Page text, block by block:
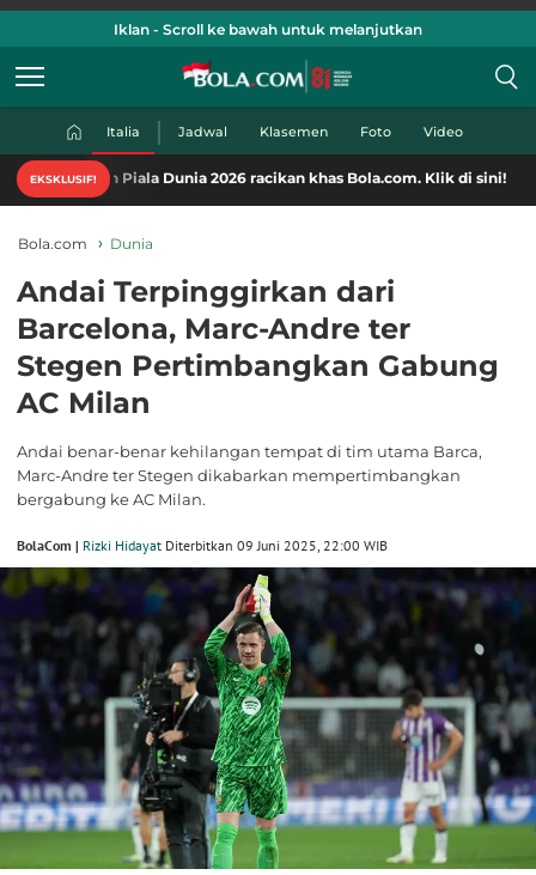
Iklan - Scroll ke bawah untuk melanjutkan
Italia Jadwal Klasemen Foto Video
EKSKLUSIF!
Piala Dunia 2026 racikan khas Bola.com. Klik di sini!
Bola.com Dunia
Andai Terpinggirkan dari
Barcelona, Marc-Andre ter
Stegen Pertimbangkan Gabung
AC Milan
Andai benar-benar kehilangan tempat di tim utama Barca,
Marc-Andre ter Stegen dikabarkan mempertimbangkan
bergabung ke AC Milan.
BolaCom | Rizki Hidayat Diterbitkan 09 Juni 2025, 22:00 WIB